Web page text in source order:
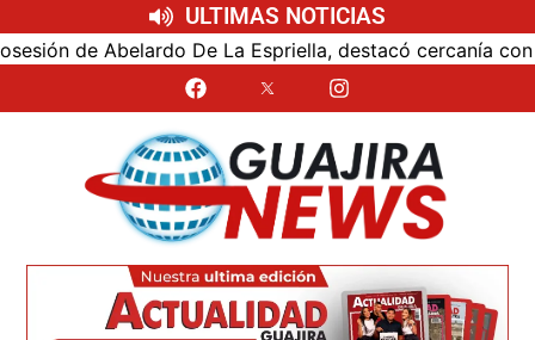
ULTIMAS NOTICIAS
Abelardo De La Espriella, destacó cercanía con el